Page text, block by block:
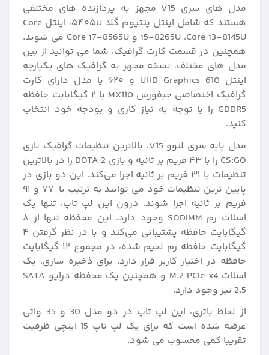
مدل‌ های سری V15 مجهز به پردازنده‌ های مختلفی
هستند که شامل اینتل پنتیوم گلد ۵۴۰۵U، اینتل Core
i5-8265U ،Core i3-8145U و Core i7-8565U می‌ شوند.
همچنین در قسمت کارت گرافیک، شما می‌ توانید از بین
مدل‌ های مختلف، نسخه مجهز به گرافیک‌ های یکپارچه
اینتل UHD Graphics 610 و ۶۲۰ یا مدل دارای کارت
گرافیک اختصاصی جیفورس MX110 با ۲ گیگابایت حافظه
GDDR5 را با توجه به نیاز کاری و بودجه خود انتخاب
کنید.
مدل پایه سری لنوو V15، بالاترین تنظیمات گرافیک بازی
CS:GO را با ۴۳ فریم بر ثانیه و بازی DOTA 2 را در بالاترین
تنظیمات با ۳۱ فریم بر ثانیه اجرا می‌کند. این دو بازی در
پایین‌ ترین تنظیمات خود می‌ توانند به ترتیب با ۷۷ و ۹۱
فریم بر ثانیه اجرا شوند. درون این لپ تاپ، تنها یک
اسلات رم SODIMM وجود دارد. این محفظه تنها از ۸
گیگابایت حافظه پشتیبانی می‌کند و با در نظر گرفتن ۴
گیگابایت حافظه رم لحیم‌ شده، در مجموع ۱۲ گیگابایت
حافظه در اختیار کاربر قرار دارد. برای ذخیره‌ سازی، یک
اسلات M.2 PCIe x4 و همچنین یک محفظه درایو SATA
2.5 نیز وجود دارد.
از لحاظ باتری، این لپ تاپ در دو مدل 30 و 35 واتی
عرضه شده است که برای یک لپ تاپ 15 اینچی ظرفیت
تقریبا کمی محسوب می شود.